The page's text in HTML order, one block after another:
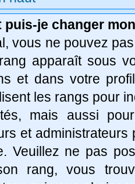
puis-je changer
vous ne pouvez
apparaît sous
et dans votre
les rangs pour
mais aussi
et
Veuillez ne pas
rang, vous